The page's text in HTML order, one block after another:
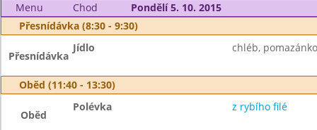
Menu Chod
Pondělí 5. 10. 2015
Přesnídávka (8:30 - 9:30)
Přesnídávka
Jídlo chléb,
Oběd (11:40 - 13:30)
Oběd
Polévka z rybího filé